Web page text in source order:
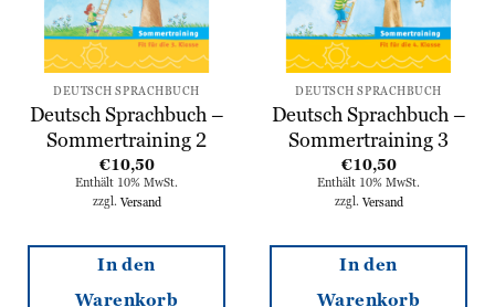
DEUTSCH SPRACHBUCH
Deutsch Sprachbuch –
Sommertraining 2
€10,50
Enthält 10% MwSt.
zzgl. Versand
In den
Warenkorb
DEUTSCH SPRACHBUCH
Deutsch Sprachbuch –
Sommertraining 3
€10,50
Enthält 10% MwSt.
zzgl. Versand
In den
Warenkorb